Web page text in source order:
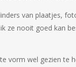
van plaatjes,
nooit goed kan
vorm wel gezien te